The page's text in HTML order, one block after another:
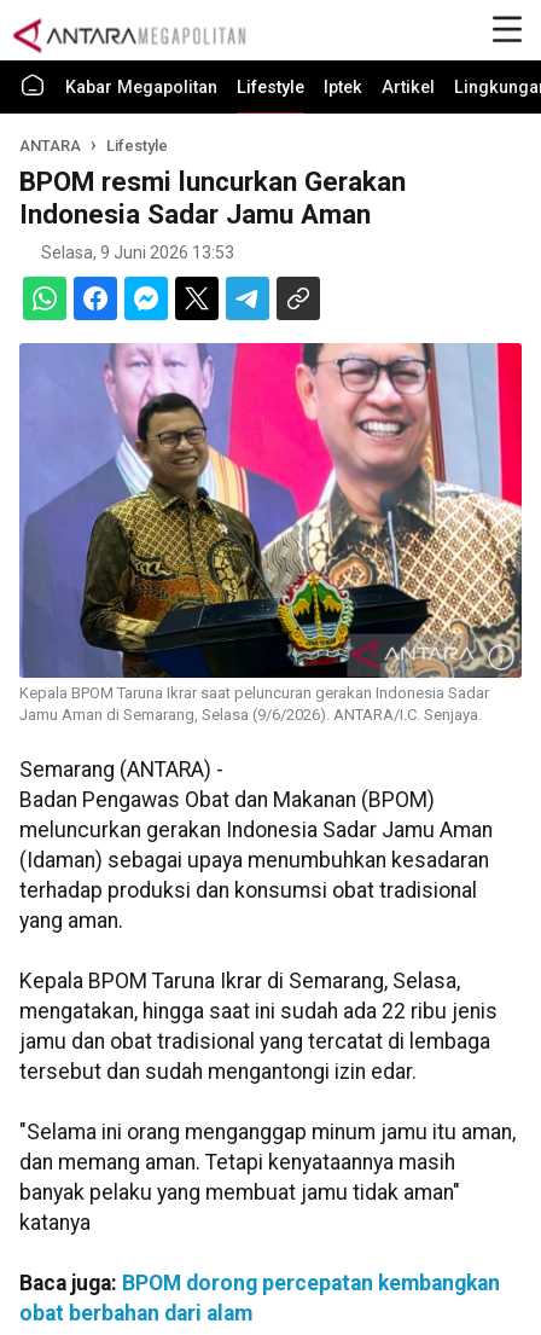
Kabar Megapolitan Lifestyle Iptek Artikel
ANTARA Lifestyle
BPOM resmi luncurkan Gerakan
Indonesia Sadar Jamu Aman
Selasa, 9 Juni 2026 13:53
Kepala BPOM Taruna Ikrar saat peluncuran gerakan Indonesia Sadar
Jamu Aman di Semarang, Selasa (9/6/2026). ANTARA/I.C. Senjaya.
Semarang (ANTARA) -
Badan Pengawas Obat dan Makanan (BPOM)
meluncurkan gerakan Indonesia Sadar Jamu Aman
(Idaman) sebagai upaya menumbuhkan kesadaran
terhadap produksi dan konsumsi obat tradisional
yang aman.
Kepala BPOM Taruna Ikrar di Semarang, Selasa,
mengatakan, hingga saat ini sudah ada 22 ribu jenis
jamu dan obat tradisional yang tercatat di lembaga
tersebut dan sudah mengantongi izin edar.
"Selama ini orang menganggap minum jamu itu aman,
dan memang aman. Tetapi kenyataannya masih
banyak pelaku yang membuat jamu tidak aman"
katanya
Baca juga: BPOM dorong percepatan kembangkan
obat berbahan dari alam